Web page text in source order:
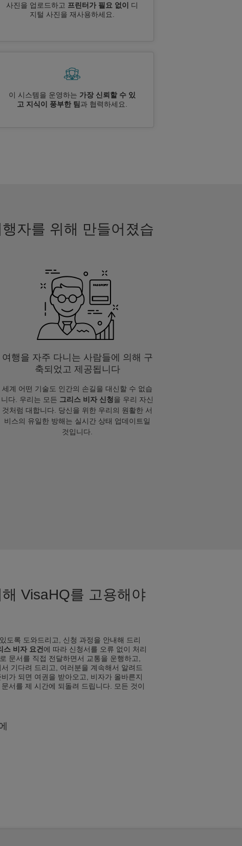
사진을 업로드하고 프린터가 필요 없이
디
지털 사진을 재사용하세요.
이 시스템을 운영하는 가장 신뢰할 수 있
고 지식이 풍부한 팀 과 협력하세요.
자를 위해 만들어졌습
여행을 자주 다니는 사람들에 의해 구
축되었고 제공됩니다
세계 어떤 기술도 인간의 손길을 대신할 수 없습
니다. 우리는 모든 그리스 비자 신청을 우리 자신
것처럼 대합니다. 당신을 위한 우리의 원활한 서
비스의 유일한 방해는 실시간 상태 업데이트일
것입니다.
VisaHQ를 고용해야
도록 도와드리고, 신청 과정을 안내해 드리
스 비자 요건 에 따라 신청서를 오류 없이 처리
문서를 직접 전달하면서 교통을 운행하고,
기다려 드리고, 여러분을 계속해서 알려드
가 되면 여권을 받아오고, 비자가 올바른지
서를 제 시간에 되돌려 드립니다. 모든 것이